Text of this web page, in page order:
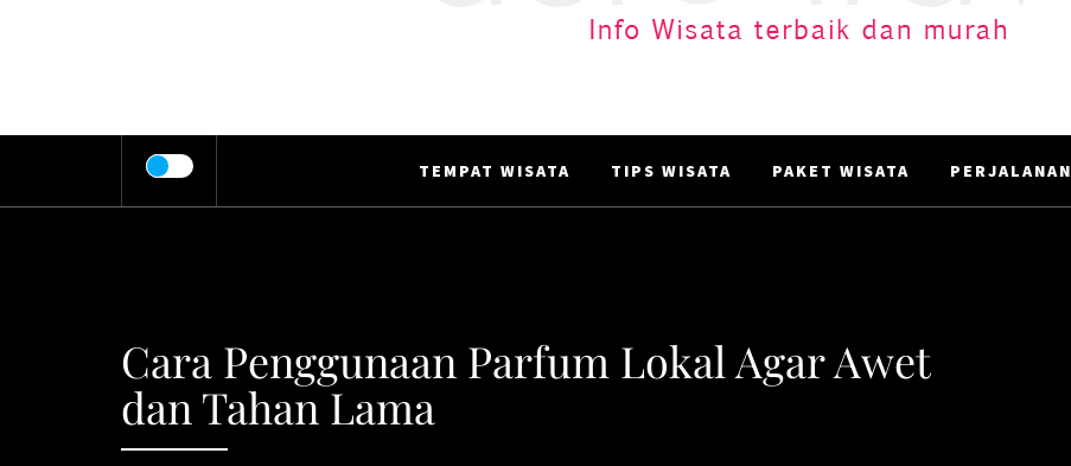
TEMPAT WISATA‎ TIPS WISATA PAKET WISATA PERJALANAN
Cara Penggunaan Parfum Lokal Agar Awet
dan Tahan Lama